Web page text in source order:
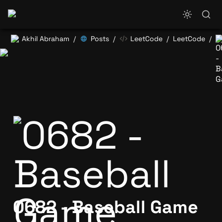
Akhil Abraham / Posts / LeetCode / LeetCode /
0682 - Baseball Game